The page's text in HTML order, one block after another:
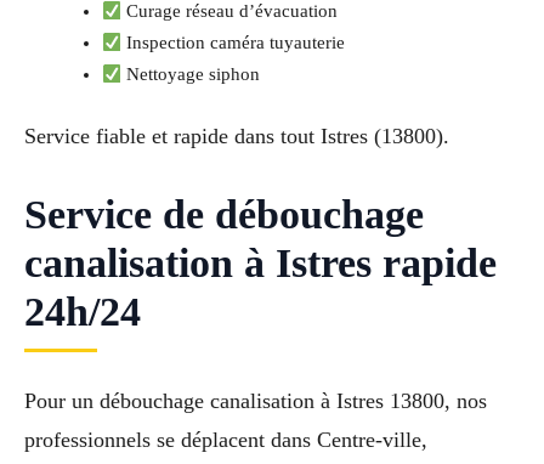
Curage réseau d’évacuation
Inspection caméra tuyauterie
Nettoyage siphon
Service fiable et rapide dans tout Istres (13800).
Service de débouchage
canalisation à Istres rapide
24h/24
Pour un débouchage canalisation à Istres 13800, nos
professionnels se déplacent dans Centre-ville,